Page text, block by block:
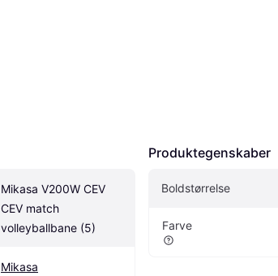
Mikasa V200W CEV
CEV match
volleyballbane (5)
Mikasa
Produktegenskaber
Boldstørrelse
Farve